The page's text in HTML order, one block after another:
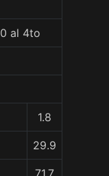
al 4to
1.8
29.9
71.7